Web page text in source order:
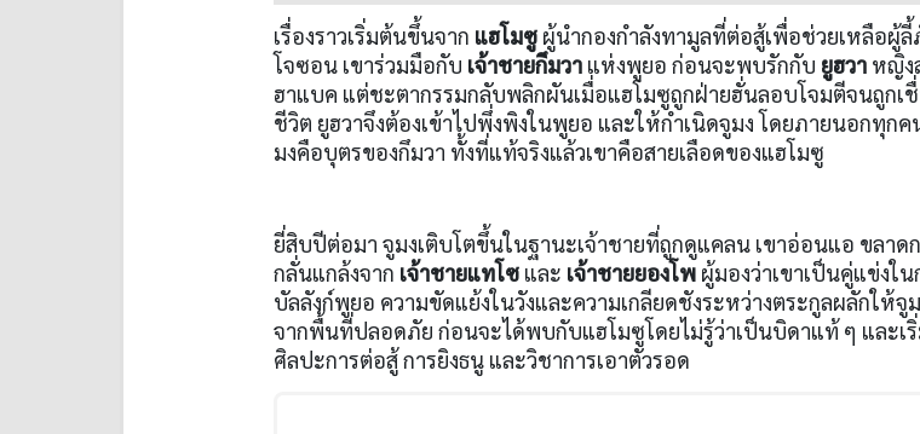
เรื่องราวเริ่มต้นขึ้นจาก แฮโมซูผู้นำกองกำลังทามูลที่ต่อสู้เพื่อช่วยเหลือผู้ลี้
โจซอน เขาร่วมมือกับ เจ้าชายกึมวาแห่งพูยอ ก่อนจะพบรักกับ ยูฮวาหญิง
ฮาแบค แต่ชะตากรรมกลับพลิกผันเมื่อแฮโมซูถูกฝ่ายฮั่นลอบโจมตีจนถูกเชื่
ชีวิต ยูฮวาจึงต้องเข้าไปพึ่งพิงในพูยอ และให้กำเนิดจูมง โดยภายนอกทุกค
มงคือบุตรของกึมวา ทั้งที่แท้จริงแล้วเขาคือสายเลือดของแฮโมซู
ยี่สิบปีต่อมา จูมงเติบโตขึ้นในฐานะเจ้าชายที่ถูกดูแคลน เขาอ่อนแอ ขลาด
กลั่นแกล้งจาก เจ้าชายแทโซและ เจ้าชายยองโพผู้มองว่าเขาเป็นคู่แข่งใน
บัลลังก์พูยอ ความขัดแย้งในวังและความเกลียดชังระหว่างตระกูลผลักให้จู
จากพื้นที่ปลอดภัย ก่อนจะได้พบกับแฮโมซูโดยไม่รู้ว่าเป็นบิดาแท้ ๆ และเ
ศิลปะการต่อสู้ การยิงธนู และวิชาการเอาตัวรอด